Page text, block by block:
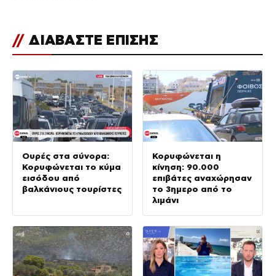
// ΔΙΑΒΑΣΤΕ ΕΠΙΣΗΣ
Ουρές στα σύνορα:
Κορυφώνεται το κύμα
εισόδου από
βαλκάνιους τουρίστες
Κορυφώνεται η
κίνηση: 90.000
επιβάτες αναχώρησαν
το 3ημερο από το
λιμάνι